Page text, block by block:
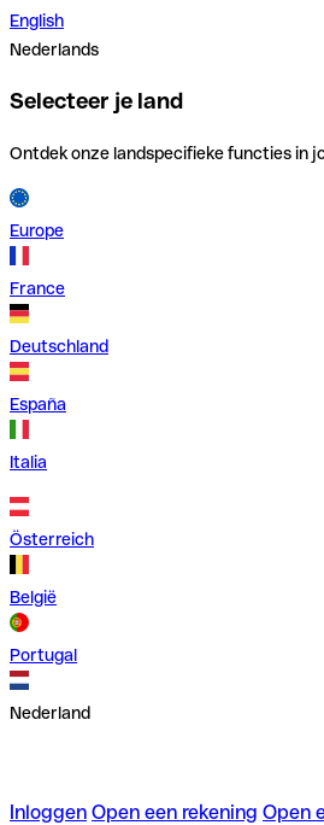
English
Nederlands
Selecteer je land
Ontdek onze landspecifieke functies in
Europe
France
Deutschland
España
Italia
Österreich
België
Portugal
Nederland
Inloggen Open een rekening Open